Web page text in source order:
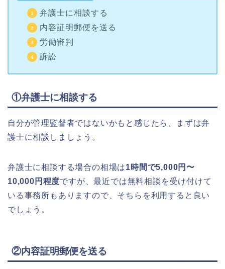
弁護士に相談する
内容証明郵便を送る
労働審判
訴訟
①弁護士に相談する
自分が管理監督者ではないかもと感じたら、まずは弁
護士に相談しましょう。
弁護士に相談する場合の相場は1時間で5,000円〜
10,000円程度ですが、最近では無料相談を受け付けて
いる事務所もありますので、そちらを利用すると良い
でしょう。
②内容証明郵便を送る